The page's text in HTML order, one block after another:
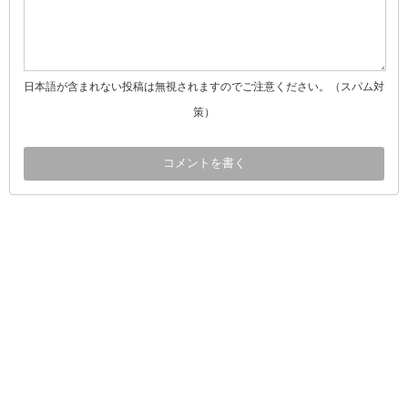
日本語が含まれない投稿は無視されますのでご注意ください。（スパム対
策）